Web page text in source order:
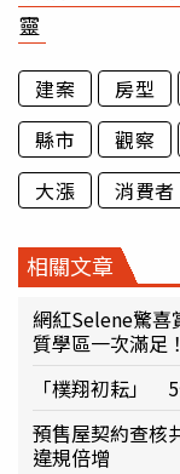
靈
建案 房型
縣市
觀察
大漲
消費者
相關文章
網紅Selene驚
質學區一次滿足！
「樸翔初耘」
預售屋契約查核
違規倍增